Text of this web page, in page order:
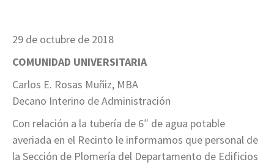
29 de octubre de 2018
COMUNIDAD UNIVERSITARIA
Carlos E. Rosas Muñiz, MBA
Decano Interino de Administración
Con relación a la tubería de 6″ de agua potable
averiada en el Recinto le informamos que personal de
la Sección de Plomería del Departamento de Edificios